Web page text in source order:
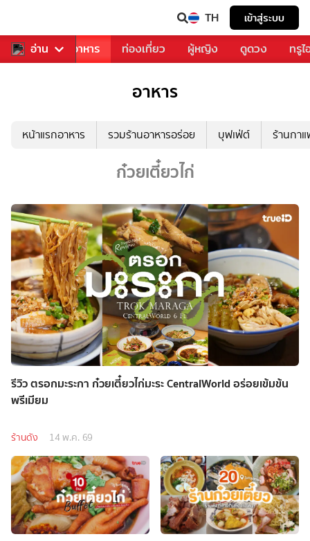
TH เข้าสู่ระบบ
อ่าน
การเพลง อาหาร ท่องเที่ยว ผู้หญิง ดูดวง ทรู
อาหาร
หน้าแรกอาหาร รวมร้านอาหารอร่อย บุฟเฟ่ต์ ร้านกา
ก๋วยเตี๋ยวไก่
รีวิว ตรอกมะระกา ก๋วยเตี๋ยวไก่มะระ CentralWorld อร่อยเข้มข้น
พรีเมียม
ร้านดัง 14 พ.ค. 69